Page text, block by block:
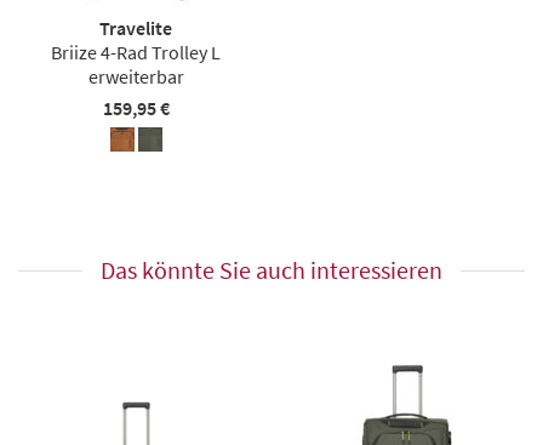
Travelite
Briize 4-Rad Trolley L
erweiterbar
159,95 €
Das könnte Sie auch interessieren